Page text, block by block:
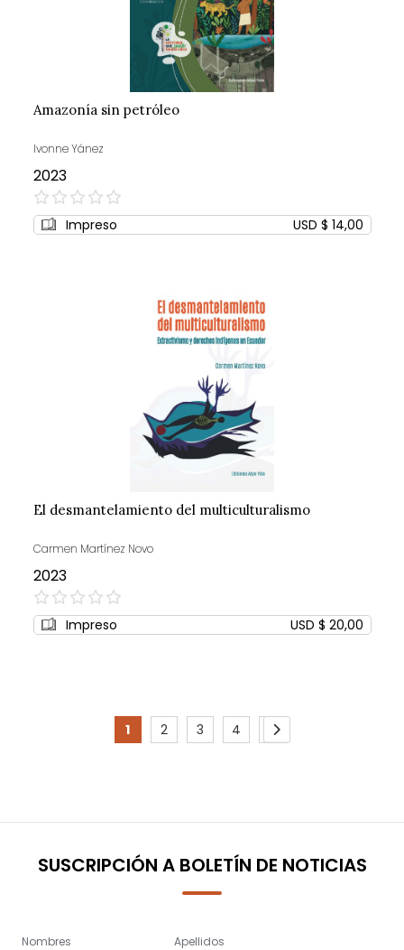
Amazonía sin petróleo
Ivonne Yánez
2023
0%
Impreso USD $ 14,00
El desmantelamiento del multiculturalismo
Carmen Martínez Novo
2023
0%
Impreso USD $ 20,00
Page
You're
page
1
Page
2
Page
3
Page
4
Page
5
Page
Siguiente
SUSCRIPCIÓN A BOLETÍN DE NOTICIAS
Nombres Apellidos